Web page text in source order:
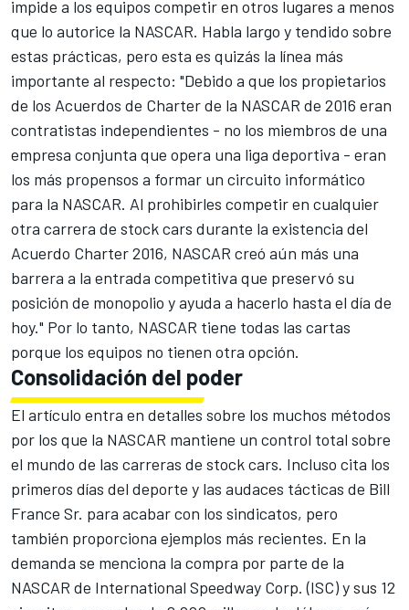
impide a los equipos competir en otros lugares a menos
que lo autorice la NASCAR. Habla largo y tendido sobre
estas prácticas, pero esta es quizás la línea más
importante al respecto: "Debido a que los propietarios
de los Acuerdos de Charter de la NASCAR de 2016 eran
contratistas independientes - no los miembros de una
empresa conjunta que opera una liga deportiva - eran
los más propensos a formar un circuito informático
para la NASCAR. Al prohibirles competir en cualquier
otra carrera de stock cars durante la existencia del
Acuerdo Charter 2016, NASCAR creó aún más una
barrera a la entrada competitiva que preservó su
posición de monopolio y ayuda a hacerlo hasta el día de
hoy." Por lo tanto, NASCAR tiene todas las cartas
porque los equipos no tienen otra opción.
Consolidación del poder
El artículo entra en detalles sobre los muchos métodos
por los que la NASCAR mantiene un control total sobre
el mundo de las carreras de stock cars. Incluso cita los
primeros días del deporte y las audaces tácticas de Bill
France Sr. para acabar con los sindicatos, pero
también proporciona ejemplos más recientes. En la
demanda se menciona la compra por parte de la
NASCAR de International Speedway Corp. (ISC) y sus 12